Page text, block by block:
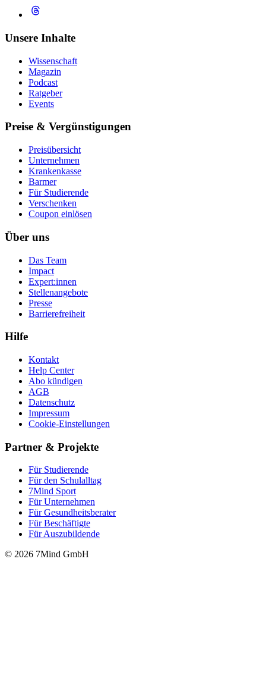
Unsere Inhalte
Wissenschaft
Magazin
Podcast
Ratgeber
Events
Preise & Vergünstigungen
Preisübersicht
Unternehmen
Krankenkasse
Barmer
Für Studierende
Ver­schen­ken
Coupon einlösen
Über uns
Das Team
Impact
Expert:innen
Stellenangebote
Presse
Barrierefreiheit
Hilfe
Kontakt
Help Center
Abo kündigen
AGB
Datenschutz
Impressum
Cookie-Einstellungen
Partner & Projekte
Für Stu­die­rende
Für den Schulalltag
7Mind Sport
Für Unter­neh­men
Für Gesund­heits­be­ra­ter
Für Beschäftigte
Für Auszubildende
© 2026 7Mind GmbH